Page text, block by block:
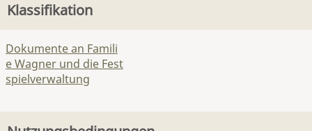
Klassifikation
Dokumente an Famili
e Wagner und die Fest
spielverwaltung